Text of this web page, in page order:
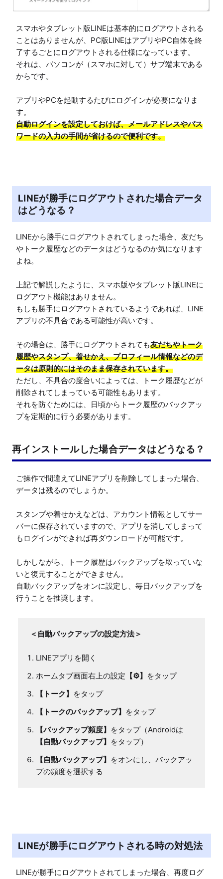
スマホやタブレット版LINEは基本的にログアウトされる
ことはありませんが、PC版LINEはアプリやPC自体を終
了するごとにログアウトされる仕様になっています。
それは、パソコンが（スマホに対して）サブ端末である
からです。
アプリやPCを起動するたびにログインが必要になりま
自動ログインを設定しておけば、メールアドレスやパス
ワードの入力の手間が省けるので便利です。
LINEが勝手にログアウトされた場合データ
はどうなる？
LINEから勝手にログアウトされてしまった場合、友だち
やトーク履歴などのデータはどうなるのか気になります
よね。
上記で解説したように、スマホ版やタブレット版LINEに
ログアウト機能はありません。
もしも勝手にログアウトされているようであれば、LINE
アプリの不具合である可能性が高いです。
その場合は、勝手にログアウトされても友だちやトーク
履歴やスタンプ、着せかえ、プロフィール情報などのデ
ータは原則的にはそのまま保存されています。
ただし、不具合の度合いによっては、トーク履歴などが
削除されてしまっている可能性もあります。
それを防ぐためには、日頃からトーク履歴のバックアッ
プを定期的に行う必要があります。
再インストールした場合データはどうなる？
ご操作で間違えてLINEアプリを削除してしまった場合、
データは残るのでしょうか。
スタンプや着せかえなどは、アカウント情報としてサー
バーに保存されていますので、アプリを消してしまって
もログインができれば再ダウンロードが可能です。
しかしながら、トーク履歴はバックアップを取っていな
いと復元することができません。
自動バックアップをオンに設定し、毎日バックアップを
行うことを推奨します。
＜自動バックアップの設定方法＞
LINEアプリを開く
ホームタブ画面右上の設定 【⚙】
をタップ
【トーク】
をタップ
【トークのバックアップ】
をタップ
【バックアップ頻度】
をタップ（Androidは
【自動バックアップ】
をタップ）
【自動バックアップ】
をオンにし、バックアッ
プの頻度を選択する
LINEが勝手にログアウトされる時の対処法
LINEが勝手にログアウトされてしまった場合、再度ログ